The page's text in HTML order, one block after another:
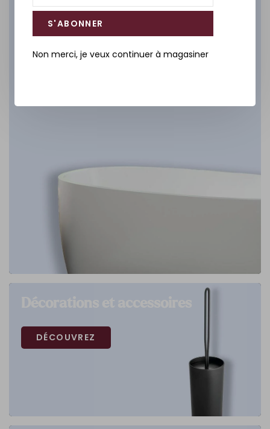
Salle de bain
DÉCOUVREZ
S'ABONNER
Non merci, je veux continuer à magasiner